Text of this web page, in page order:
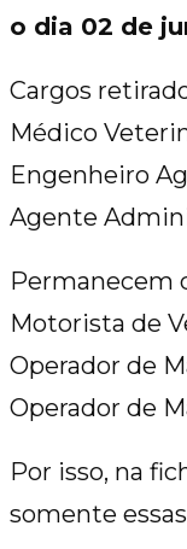
o dia 02 de
Cargos
Médico
Engenheiro
Agente
Permanecem
Motorista de
Operador de
Operador de
Por isso, na
somente